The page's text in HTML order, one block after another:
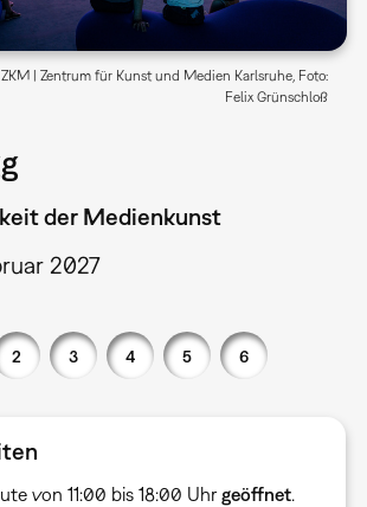
| Zentrum für Kunst und Medien Karlsruhe, Foto:
Felix Grünschloß
der Medienkunst
2027
2 3 4 5 6
von 11:00 bis 18:00 Uhr geöffnet.